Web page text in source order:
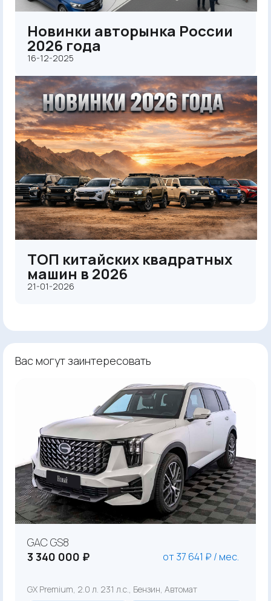
Новинки авторынка России
2026 года
16-12-2025
ТОП китайских квадратных
машин в 2026
21-01-2026
Вас могут заинтересовать
GAC GS8
3 340 000 ₽
от 37 641 ₽ / мес.
GX Premium, 2.0 л. 231 л.с., Бензин, Автомат